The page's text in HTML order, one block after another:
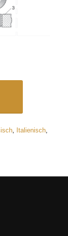
Italienisch